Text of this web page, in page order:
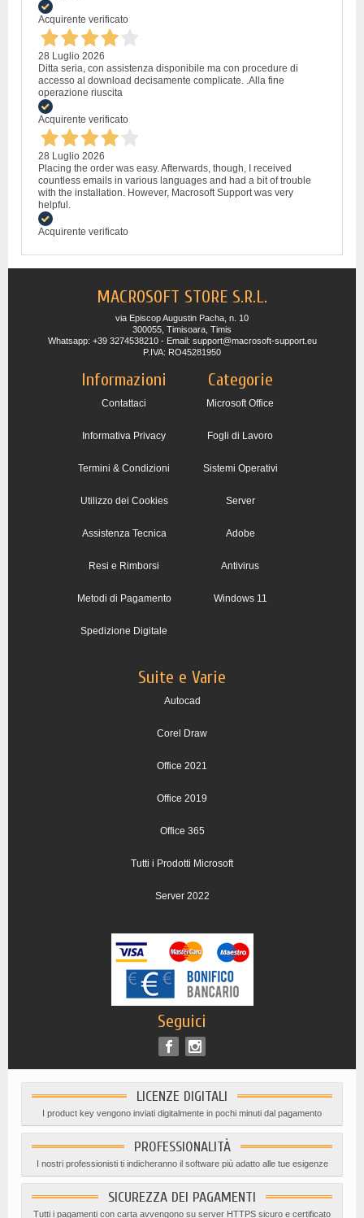
Acquirente verificato
28 Luglio 2026
Ditta seria, con assistenza disponibile ma con procedure di
accesso al download decisamente complicate. .Alla fine
operazione riuscita
Acquirente verificato
28 Luglio 2026
Placing the order was easy. Afterwards, though, I received
countless emails in various languages and had a bit of trouble
with the installation. However, Macrosoft Support was very
helpful.
Acquirente verificato
MACROSOFT STORE S.R.L.
via Episcop Augustin Pacha, n. 10
300055, Timisoara, Timis
Whatsapp: +39 3274538210 - Email: support@macrosoft-support.eu
P.IVA: RO45281950
Informazioni
Contattaci
Informativa Privacy
Termini & Condizioni
Utilizzo dei Cookies
Assistenza Tecnica
Resi e Rimborsi
Metodi di Pagamento
Spedizione Digitale
Categorie
Microsoft Office
Fogli di Lavoro
Sistemi Operativi
Server
Adobe
Antivirus
Windows 11
Suite e Varie
Autocad
Corel Draw
Office 2021
Office 2019
Office 365
Tutti i Prodotti Microsoft
Server 2022
Seguici
LICENZE DIGITALI
I product key vengono inviati digitalmente in pochi minuti dal pagamento
PROFESSIONALITÀ
I nostri professionisti ti indicheranno il software più adatto alle tue esigenze
SICUREZZA DEI PAGAMENTI
Tutti i pagamenti con carta avvengono su server HTTPS sicuro e certificato